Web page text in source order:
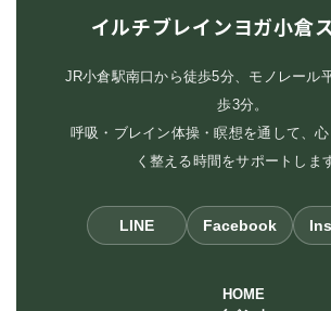
イルチブレインヨガ小倉
JR小倉駅南口から徒歩5分、モノレール
歩3分。
呼吸・ブレイン体操・瞑想を通して、
く整える時間をサポートしま
LINE Facebook
HOME